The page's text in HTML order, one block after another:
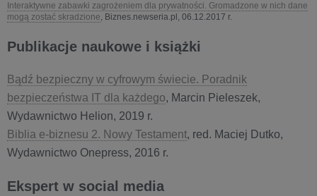
Interaktywne zabawki zagrożeniem dla prywatności. Gromadzone w nich dane
mogą zostać skradzione, Biznes.newseria.pl, 06.12.2017 r.
Publikacje naukowe i książki
Bądź bezpieczny w cyfrowym świecie. Poradnik
bezpieczeństwa IT dla każdego, Marcin Pieleszek,
Wydawnictwo Helion, 2019 r.
Biblia e-biznesu 2. Nowy Testament, red. Maciej Dutko,
Wydawnictwo Onepress, 2016 r.
Ekspert w social media